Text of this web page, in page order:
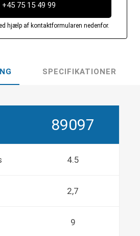
+45 75 15 49 99
hjælp af kontaktformularen nedenfor.
SPECIFIKATIONER
89097
4.5
2,7
9